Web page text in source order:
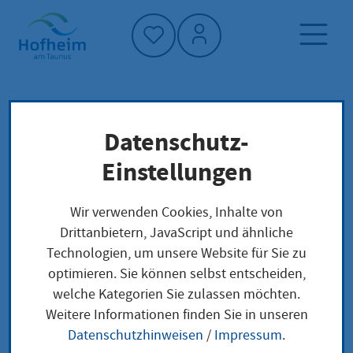
Startseite"
Klimaschutz und Umwelt
Klima im Alltag
Nachhaltigkeit und Konsum
Nachhaltigkeit und
Konsum
Bewusst konsumieren in
Datenschutz-
Einstellungen
Wir verwenden Cookies, Inhalte von
Drittanbietern, JavaScript und ähnliche
Technologien, um unsere Website für Sie zu
optimieren. Sie können selbst entscheiden,
welche Kategorien Sie zulassen möchten.
Weitere Informationen finden Sie in unseren
Datenschutzhinweisen / Impressum.